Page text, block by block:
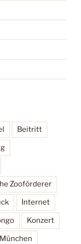
Beitritt
Zooförderer
Internet
Konzert
München